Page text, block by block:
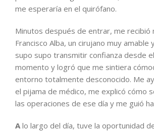
me esperaría en el quirófano.
Minutos después de entrar, me recibió
Francisco Alba, un cirujano muy amable
supo supo transmitir confianza desde
momento y logró que me sintiera
entorno totalmente desconocido. Me
el pijama de médico, me explicó cómo
las operaciones de ese día y me guió
A lo largo del día, tuve la oportunidad